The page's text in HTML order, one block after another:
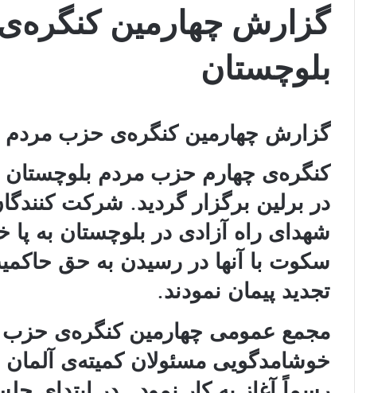
گزارش چهارمین
بلوچستان
گزارش چهارمین کنگره‌ی حزب مردم
کنگره‌ی چھارم حزب مردم بلوچستان
در برلین برگزار گردید. شرکت
شهدای راه آزادی در بلوچستان به پا
سکوت با آنها در رسیدن به حق
تجدید پیمان نمودند.
مجمع عمومی چهارمین کنگره‌ی حزب
خوشامدگویی مسئولان کمیته‌ی